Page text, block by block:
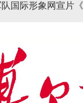
国际形象网宣片《